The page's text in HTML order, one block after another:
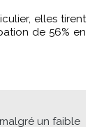
elles tirent
de 56% en
un faible